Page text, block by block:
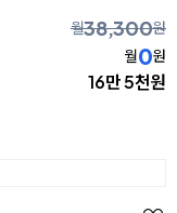
월38,300원
월0원
16만 5천원